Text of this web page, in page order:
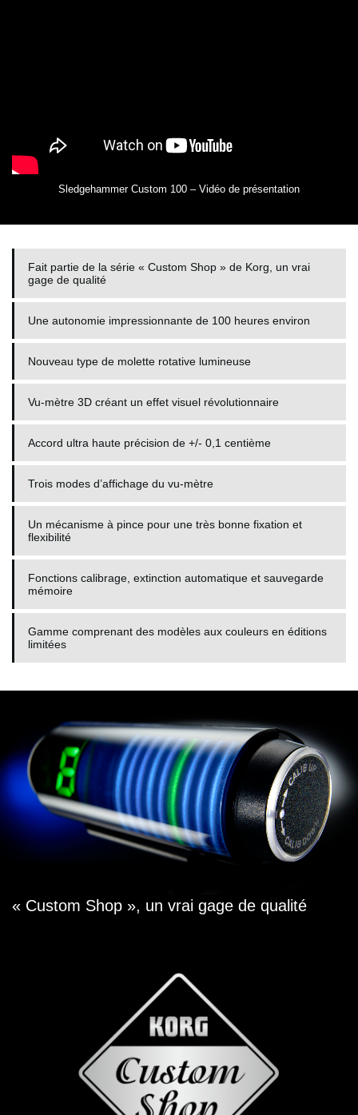
Sledgehammer Custom 100 – Vidéo de présentation
Fait partie de la série « Custom Shop » de Korg, un vrai
gage de qualité
Une autonomie impressionnante de 100 heures environ
Nouveau type de molette rotative lumineuse
Vu-mètre 3D créant un effet visuel révolutionnaire
Accord ultra haute précision de +/- 0,1 centième
Trois modes d’affichage du vu-mètre
Un mécanisme à pince pour une très bonne fixation et
flexibilité
Fonctions calibrage, extinction automatique et sauvegarde
mémoire
Gamme comprenant des modèles aux couleurs en éditions
limitées
« Custom Shop », un vrai gage de qualité